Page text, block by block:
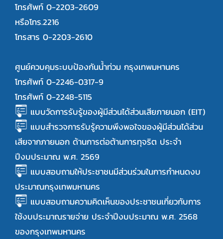
โทรศัพท์ 0-2203-2609
หรือโทร.2216
โทรสาร 0-2203-2610
ศูนย์ควบคุมระบบป้องกันน้ำท่วม กรุงเทพมหานคร
โทรศัพท์ 0-2246-0317-9
โทรศัพท์ 0-2248-5115
แบบวัดการรับรู้ของผู้มีส่วนได้ส่วนเสียภายนอก (EIT)
แบบสำรวจการรับรู้ความพึงพอใจของผู้มีส่วนได้ส่วน
เสียจากภายนอก ด้านการต่อต้านการทุจริต ประจำ
ปีงบประมาณ พ.ศ. 2569
แบบสอบถามให้ประชาชนมีส่วนร่วมในการกำหนดงบ
ประมาณกรุงเทพมหานคร
แบบสอบถามความคิดเห็นของประชาชนเกี่ยวกับการ
ใช้งบประมาณรายจ่าย ประจำปีงบประมาณ พ.ศ. 2568
ของกรุงเทพมหานคร